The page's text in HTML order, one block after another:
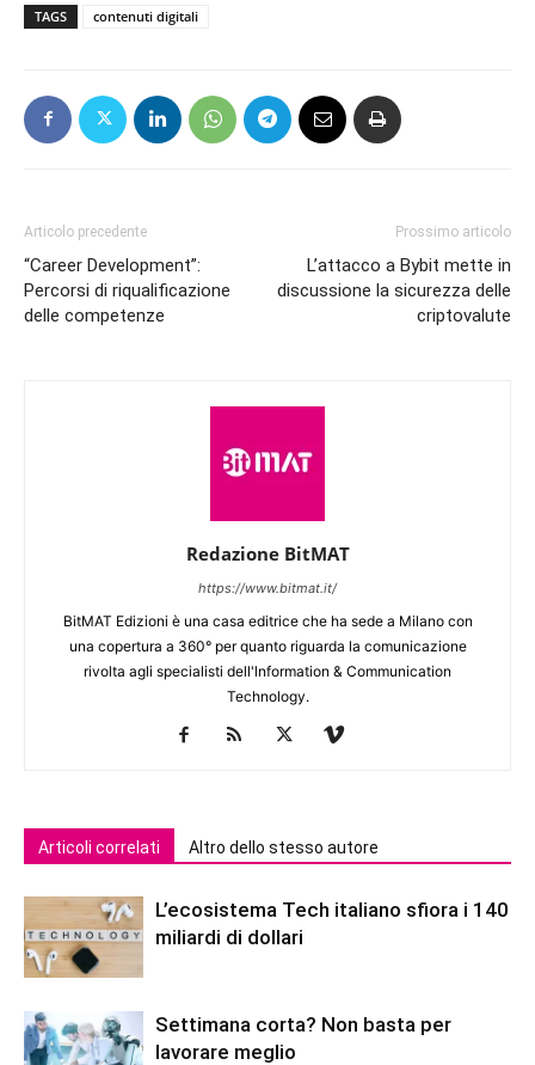
TAGS contenuti digitali
Articolo precedente
“Career Development”:
Percorsi di riqualificazione
delle competenze
Prossimo articolo
L’attacco a Bybit mette in
discussione la sicurezza delle
criptovalute
Redazione BitMAT
https://www.bitmat.it/
BitMAT Edizioni è una casa editrice che ha sede a Milano con
una copertura a 360° per quanto riguarda la comunicazione
rivolta agli specialisti dell'lnformation & Communication
Technology.
Articoli correlati Altro dello stesso autore
L’ecosistema Tech italiano sfiora i 140
miliardi di dollari
Settimana corta? Non basta per
lavorare meglio